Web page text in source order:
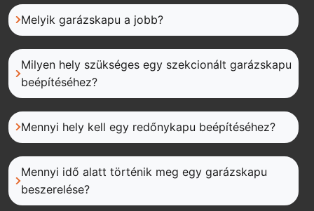
Melyik garázskapu a jobb?
Milyen hely szükséges egy szekcionált garázskapu
beépítéséhez?
Mennyi hely kell egy redőnykapu beépítéséhez?
Mennyi idő alatt történik meg egy garázskapu
beszerelése?